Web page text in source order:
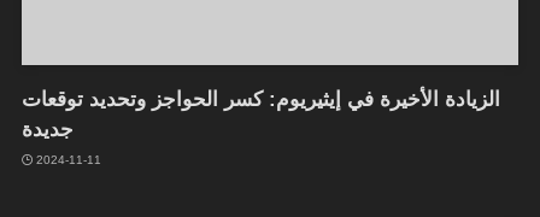
الزيادة الأخيرة في إيثيريوم: كسر الحواجز وتحديد توقعات
جديدة
2024-11-11